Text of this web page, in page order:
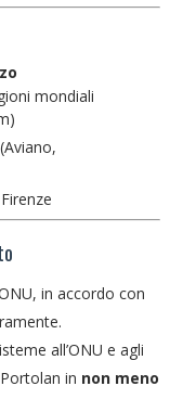
mondiali
(Aviano,
in accordo con
all’ONU e agli
in non meno